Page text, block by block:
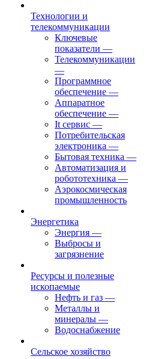
Технологии и
телекоммуникации
Ключевые
показатели —
Телекоммуникации
—
Программное
обеспечение —
Аппаратное
обеспечение —
It сервис —
Потребительская
электроника —
Бытовая техника —
Автоматизация и
робототехника —
Аэрокосмическая
промышленность
Энергетика
Энергия —
Выбросы и
загрязнение
Ресурсы и полезные
ископаемые
Нефть и газ —
Металлы и
минералы —
Водоснабжение
Сельское хозяйство